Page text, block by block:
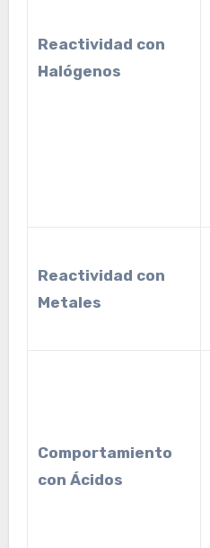
Reactividad con
Halógenos
Reactividad con
Metales
Comportamiento
con Ácidos